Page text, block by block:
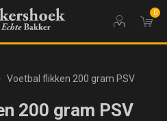
0
Voetbal flikken 200 gram PSV
200 gram PSV